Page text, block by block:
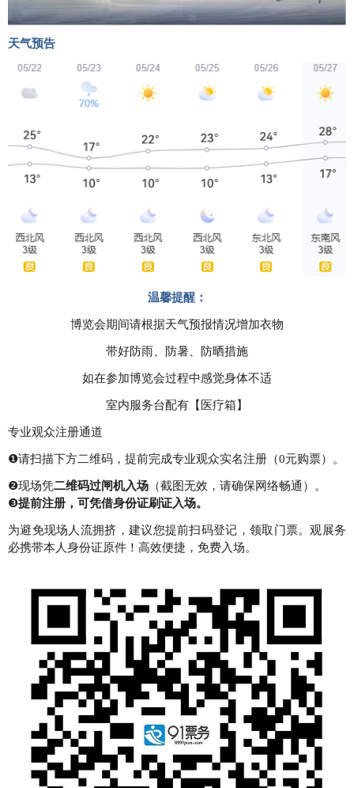
天气预告
温馨提醒：
博览会期间请根据天气预报情况增加衣物
带好防雨、防暑、防晒措施
如在参加博览会过程中感觉身体不适
室内服务台配有【医疗箱】
专业观众注册通道
❶请扫描下方二维码，提前完成专业观众实名注册（0元购票）。
❷现场凭二维码过闸机入场 （截图无效，请确保网络畅通）。
❸提前注册，可凭借身份证刷证入场。
为避免现场人流拥挤，建议您提前扫码登记，领取门票。观展务
必携带本人身份证原件！高效便捷，免费入场。